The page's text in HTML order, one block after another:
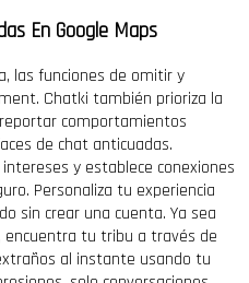
En Google Maps
las funciones de omitir y
Chatki también prioriza la
comportamientos
de chat anticuadas.
y establece conexiones
Personaliza tu experiencia
sin crear una cuenta. Ya sea
encuentra tu tribu a través de
al instante usando tu